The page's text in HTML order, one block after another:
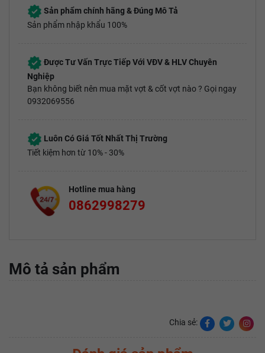
Sản phẩm chính hãng & Đúng Mô Tả
Sản phẩm nhập khẩu 100%
Được Tư Vấn Trực Tiếp Với VĐV & HLV Chuyên
Nghiệp
Bạn không biết nên mua mặt vợt & cốt vợt nào ? Gọi ngay
0932069556
Luôn Có Giá Tốt Nhất Thị Trường
Tiết kiệm hơn từ 10% - 30%
Hotline mua hàng
0862998279
Mô tả sản phẩm
Chia sẻ: